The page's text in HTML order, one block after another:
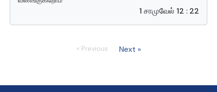
1 சாமுவேல் 12 : 22
« Previous Next »